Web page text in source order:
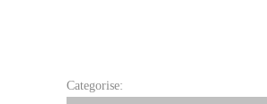
Categorise: